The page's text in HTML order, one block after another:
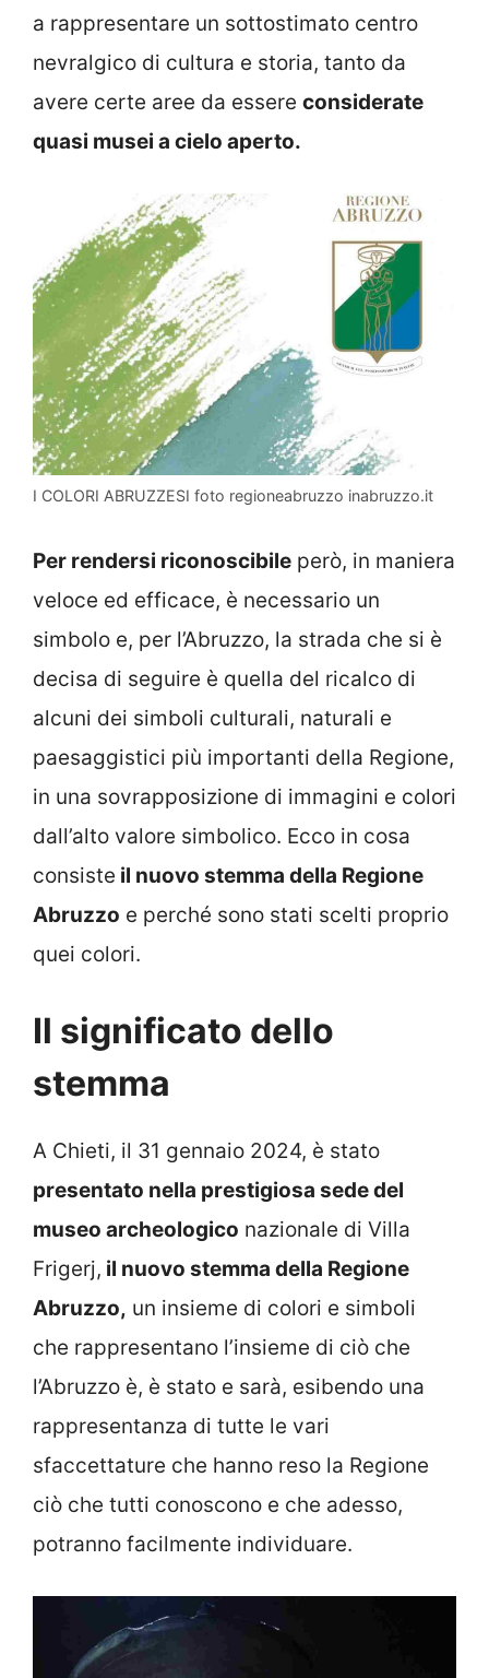
a rappresentare un sottostimato centro
nevralgico di cultura e storia, tanto da
avere certe aree da essere considerate
quasi musei a cielo aperto.
I COLORI ABRUZZESI foto regioneabruzzo inabruzzo.it
Per rendersi riconoscibile però, in maniera
veloce ed efficace, è necessario un
simbolo e, per l’Abruzzo, la strada che si è
decisa di seguire è quella del ricalco di
alcuni dei simboli culturali, naturali e
paesaggistici più importanti della Regione,
in una sovrapposizione di immagini e colori
dall’alto valore simbolico. Ecco in cosa
consiste il nuovo stemma della Regione
Abruzzo e perché sono stati scelti proprio
quei colori.
Il significato dello
stemma
A Chieti, il 31 gennaio 2024, è stato
presentato nella prestigiosa sede del
museo archeologico nazionale di Villa
Frigerj, il nuovo stemma della Regione
Abruzzo, un insieme di colori e simboli
che rappresentano l’insieme di ciò che
l’Abruzzo è, è stato e sarà, esibendo una
rappresentanza di tutte le vari
sfaccettature che hanno reso la Regione
ciò che tutti conoscono e che adesso,
potranno facilmente individuare.